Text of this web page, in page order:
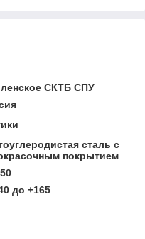
СКТБ СПУ
сталь с
покрытием
до +165